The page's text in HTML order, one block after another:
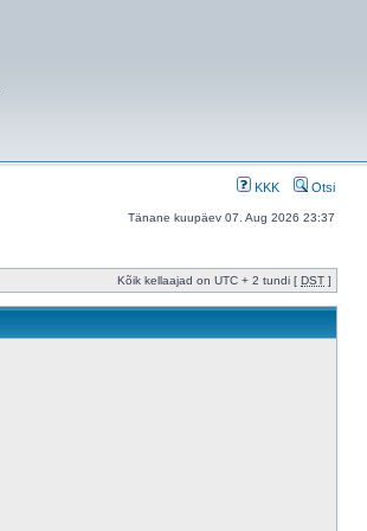
KKK Otsi
Tänane kuupäev 07. Aug 2026 23:37
Kõik kellaajad on UTC + 2 tundi [ DST ]